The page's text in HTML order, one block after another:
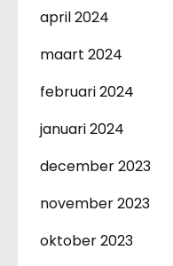
april 2024
maart 2024
februari 2024
januari 2024
december 2023
november 2023
oktober 2023